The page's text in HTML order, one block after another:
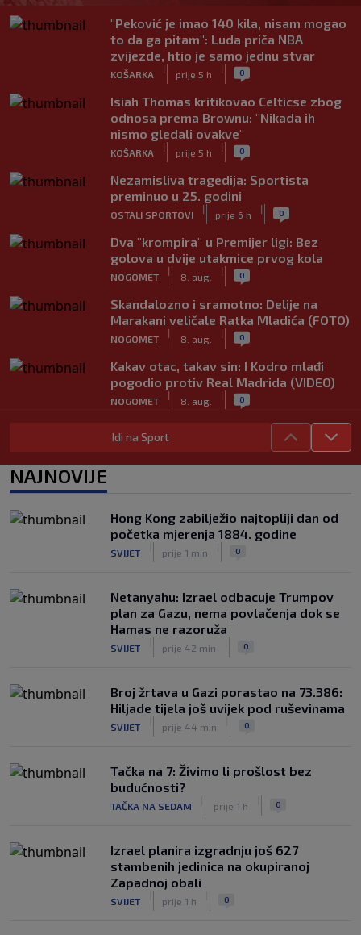
"Peković je imao 140 kila, nisam mogao
to da ga pitam": Luda priča NBA
zvijezde, htio je samo jednu stvar
KOŠARKA
|
prije 5 h
| 0
Isiah Thomas kritikovao Celticse zbog
odnosa prema Brownu: "Nikada ih
nismo gledali ovakve"
KOŠARKA
|
prije 5 h
| 0
Nezamisliva tragedija: Sportista
preminuo u 25. godini
OSTALI SPORTOVI
|
prije 6 h
| 0
Dva "krompira" u Premijer ligi: Bez
golova u dvije utakmice prvog kola
NOGOMET
|
8. aug.
| 0
Skandalozno i sramotno: Delije na
Marakani veličale Ratka Mladića (FOTO)
NOGOMET
|
8. aug.
| 0
Kakav otac, takav sin: I Kodro mlađi
pogodio protiv Real Madrida (VIDEO)
NOGOMET
|
8. aug.
| 0
Sudija dosjetljivim komentarom
nasmijao publiku nakon žalbe tenisera
nasrnuo na gostujuće fudbalere
(VIDEO)
NOGOMET
|
8. aug. 0
Idi na Sport
NAJNOVIJE
Hong Kong zabilježio najtopliji dan od
početka mjerenja 1884. godine
SVIJET prije 1 min 0
Netanyahu: Izrael odbacuje Trumpov
plan za Gazu, nema povlačenja dok se
Hamas ne razoruža
SVIJET prije 42 min 0
Broj žrtava u Gazi porastao na 73.386:
Hiljade tijela još uvijek pod ruševinama
SVIJET prije 44 min 0
Tačka na 7: Živimo li prošlost bez
budućnosti?
TAČKA NA SEDAM prije 1 h 0
Izrael planira izgradnju još 627
stambenih jedinica na okupiranoj
Zapadnoj obali
SVIJET prije 1 h 0